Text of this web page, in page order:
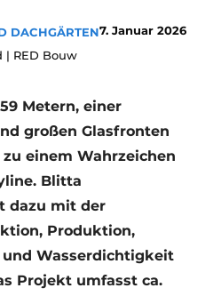
Erklärung
registrieren
DACHGÄRTEN7. Januar 2026
| RED Bouw
Metern, einer
großen Glasfronten
einem Wahrzeichen
Blitta
dazu mit der
Produktion,
Wasserdichtigkeit
Projekt umfasst ca.